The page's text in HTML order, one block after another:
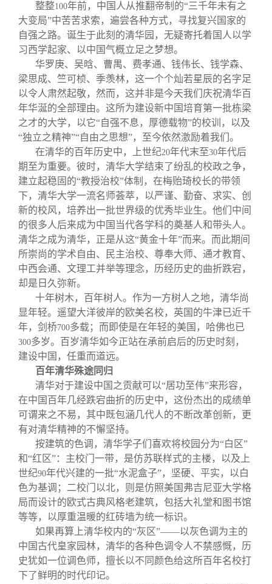
三创大赛
实用信息
会长致辞
总会章程
理事会名单
制度法规
联系我们
整整100年前，中国人从推翻帝制的“三千年未有之
大变局”中苦苦求索，遍尝各种方式，寻找复兴国家的
自强之路。诞生于此刻的清华园，无疑寄托着国人以学
习西学起家、以中国气概立足之梦想。
华罗庚、吴晗、曹禺、费孝通、钱伟长、钱学森、
梁思成、竺可桢、季羡林，这一个个灿若星辰的名字足
以令人肃然起敬，然而，这并非是今天我们庆祝清华百
年华涎的全部理由。这所为建设新中国培育第一批栋梁
之才的大学，以它“自强不息，厚德载物”的校训，以及
“独立之精神”“自由之思想”，至今依然激励着我们。
在清华的百年历史中，上世纪20年代末至30年代后
期至为重要。彼时，清华大学结束了纷乱的校政之争，
建立起稳固的“教授治校”体制，在梅贻琦校长的带领
下，清华大学一流名师荟萃，以严谨、勤奋、求实、创
新的校风，培养出一批世界级的优秀毕业生。他们中间
的很多人后来成为中国当代各学科的奠基人和带头人。
清华之成为清华，正是从这“黄金十年”而来。而此期间
所崇尚的学术自由、民主治校、尊奉大师、通才教育、
中西会通、文理工并举等理念，历经历史的曲折跌宕，
却是日久弥新。
十年树木，百年树人。作为一方树人之地，清华尚
显年轻。遥望大洋彼岸的欧美名校，英国的牛津已近千
年，剑桥700多载；而即使是在年轻的美国，哈佛也已
300多岁。百岁清华如今正站在承前启后的历史时刻，
建设中国，任重而道远。
百年清华殊途同归
清华对于建设中国之贡献可以“居功至伟”来形容，
在中国百年几经跌宕曲折的历史中，这份杰出的成绩单
可谓来之不易，其中既包涵几代人的不断改革创新，更
有对清华精神的不懈坚持。
按建筑的色调，清华学子们喜欢将校园分为“白区”
和“红区”：主校门一带，是仿苏联样式的主楼，以及上
世纪90年代兴建的一批“水泥盒子”，坚硬、平实，以白
色为基调；二校门以北，则是仿照美国弗吉尼亚大学格
局而设计的欧式古典风格老建筑，包括大礼堂和图书馆
等等，以厚重温暖的红砖墙为统一标识。
如果再算上清华校内的“灰区”——以灰色调为主的
中国古代皇家园林，清华的各种色调令人不禁感慨，历
史犹如一位调色师，擅长以不同颜色给这所百年名校打
下了鲜明的时代印记。